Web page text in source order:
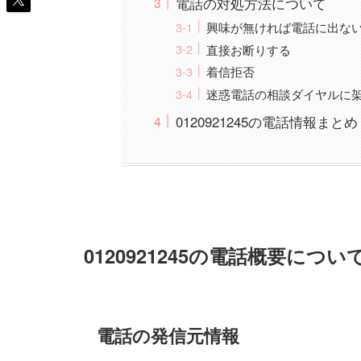
興味が無ければ電話に出な
直接お断りする
着信拒否
迷惑電話の相談ダイヤルに
0120921245の電話情報まとめ
0120921245の電話概要につい
電話の発信元情報